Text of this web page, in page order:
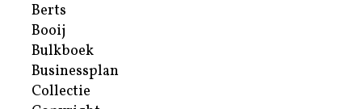
Berts
Booij
Bulkboek
Businessplan
Collectie